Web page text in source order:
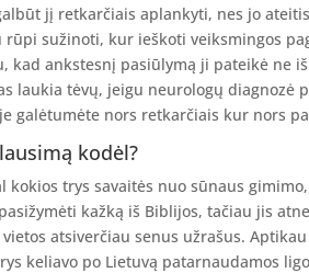
jį retkarčiais aplankyti, nes jo
rūpi sužinoti, kur ieškoti veiksmingos
kad ankstesnį pasiūlymą ji pateikė ne
laukia tėvų, jeigu neurologų
galėtumėte nors retkarčiais kur nors
kodėl?
kokios trys savaitės nuo sūnaus
kažką iš Biblijos, tačiau jis
atsiverčiau senus užrašus.
keliavo po Lietuvą patarnaudamos